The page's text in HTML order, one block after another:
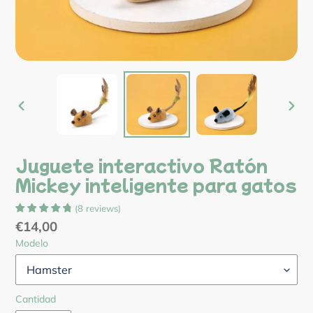
ANTERIOR
Juguete interactivo Ratón
Mickey inteligente para gatos
(8 reviews)
Precio
habitual
€14,00
Modelo
Cantidad